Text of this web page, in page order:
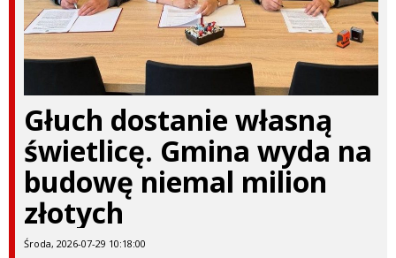
Głuch dostanie własną
świetlicę. Gmina wyda na
budowę niemal milion
złotych
Środa, 2026-07-29 10:18:00